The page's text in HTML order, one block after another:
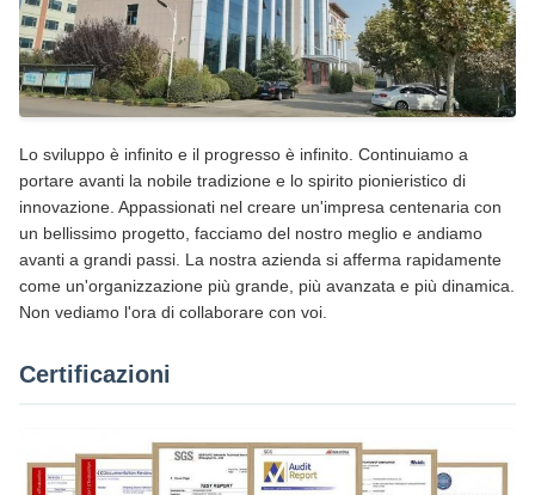
Lo sviluppo è infinito e il progresso è infinito. Continuiamo a
portare avanti la nobile tradizione e lo spirito pionieristico di
innovazione. Appassionati nel creare un'impresa centenaria con
un bellissimo progetto, facciamo del nostro meglio e andiamo
avanti a grandi passi. La nostra azienda si afferma rapidamente
come un'organizzazione più grande, più avanzata e più dinamica.
Non vediamo l'ora di collaborare con voi.
Certificazioni